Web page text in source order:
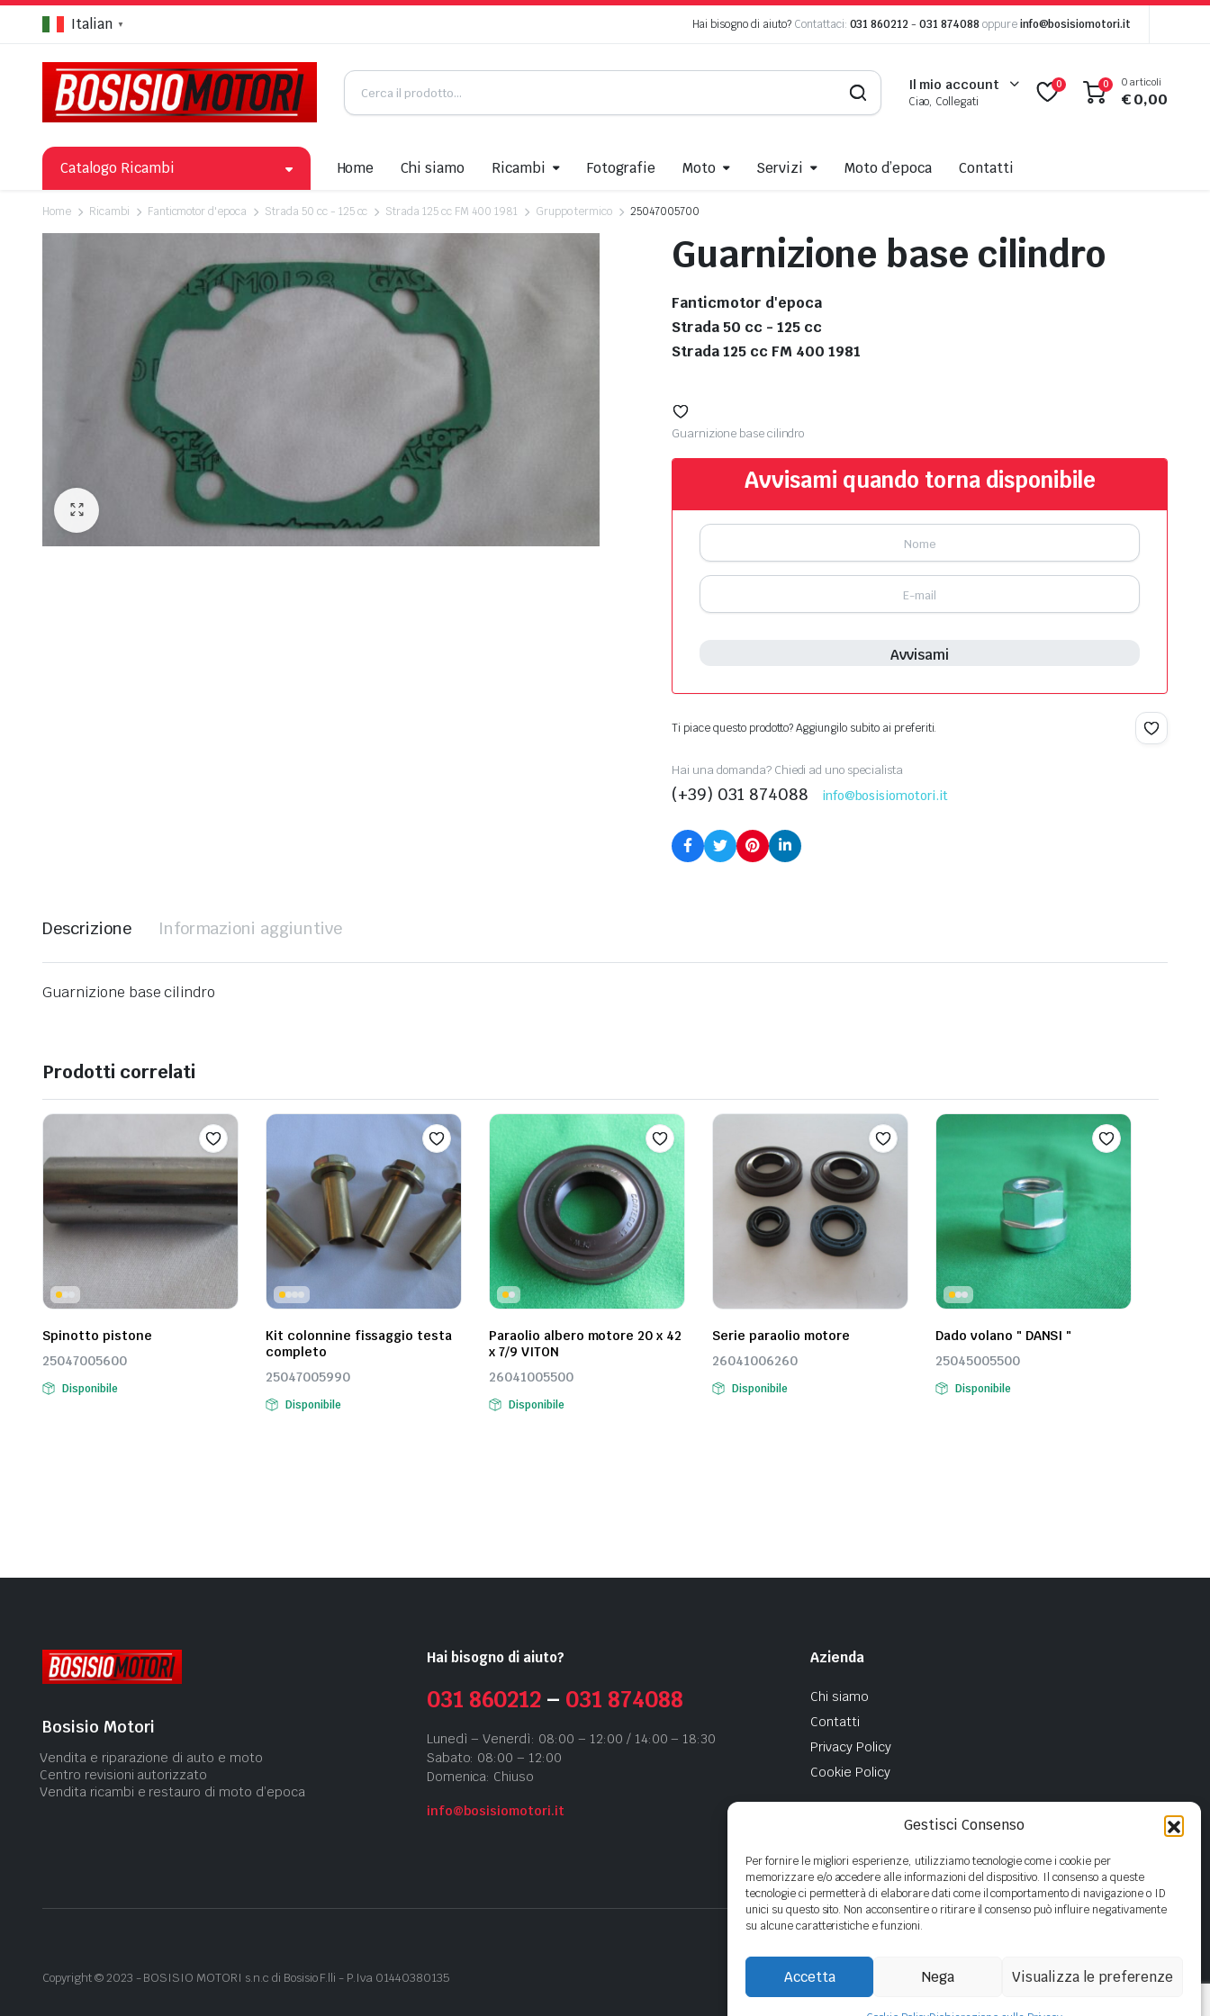
Gestisci Consenso
Per fornire le migliori esperienze, utilizziamo tecnologie come i cookie per
memorizzare e/o accedere alle informazioni del dispositivo. Il consenso a queste
tecnologie ci permetterà di elaborare dati come il comportamento di navigazione o ID
unici su questo sito. Non acconsentire o ritirare il consenso può influire negativamente
su alcune caratteristiche e funzioni.
Accetta Nega Visualizza le preferenze
Italian ▼ Hai bisogno di aiuto? Contattaci: 031 860212-031 874088oppure info@bosisiomotori.it
Il mio account
Ciao, Collegati
0 0 0 articoli
€0,00
Catalogo Ricambi Home Chi siamo Ricambi Fotografie Moto Servizi Moto d’epoca Contatti
Home Ricambi Fanticmotor d'epoca Strada 50 cc - 125 cc Strada 125 cc FM 400 1981 Gruppo termico 25047005700
Guarnizione base cilindro
Fanticmotor d'epoca
Strada 50 cc - 125 cc
Strada 125 cc FM 400 1981
Guarnizione base cilindro
Avvisami quando torna disponibile
Avvisami
Ti piace questo prodotto? Aggiungilo subito ai preferiti.
Hai una domanda? Chiedi ad uno specialista
(+39) 031 874088 info@bosisiomotori.it
Descrizione Informazioni aggiuntive
Guarnizione base cilindro
Prodotti correlati
Spinotto pistone
25047005600
Disponibile
Kit colonnine fissaggio testa
completo
25047005990
Disponibile
Paraolio albero motore 20 x 42
x 7/9 VITON
26041005500
Disponibile
Serie paraolio motore
26041006260
Disponibile
Dado volano " DANSI "
25045005500
Disponibile
Bosisio Motori
Vendita e riparazione di auto e moto
Centro revisioni autorizzato
Vendita ricambi e restauro di moto d’epoca
Hai bisogno di aiuto?
031 860212 – 031 874088
Lunedì – Venerdì: 08:00 – 12:00 / 14:00 – 18:30
Sabato: 08:00 – 12:00
Domenica: Chiuso
info@bosisiomotori.it
Azienda
Chi siamo
Contatti
Privacy Policy
Cookie Policy
Copyright ©2023 - BOSISIO MOTORI s.n.c di Bosisio F.lli - P.Iva 01440380135